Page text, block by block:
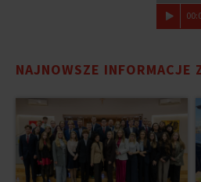
00:
NAJNOWSZE INFORMACJE